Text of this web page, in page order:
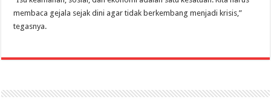
membaca gejala sejak dini agar tidak berkembang menjadi krisis,”
tegasnya.